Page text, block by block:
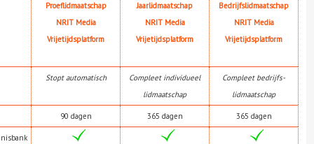
Proeflidmaatschap
NRIT Media
Vrijetijdsplatform
Jaarlidmaatschap
NRIT Media
Vrijetijdsplatform
Bedrijfslidmaatschap
NRIT Media
Vrijetijdsplatform
Stopt automatisch
Compleet individueel
lidmaatschap
Compleet bedrijfs-
lidmaatschap
90 dagen 365 dagen 365 dagen